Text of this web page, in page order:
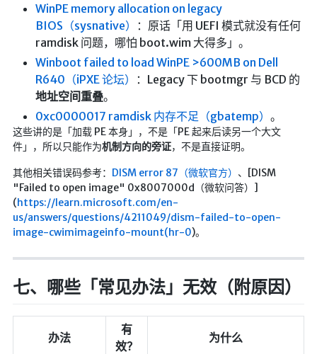
WinPE memory allocation on legacy
BIOS（sysnative）
：原话「用 UEFI 模式就没有任何
ramdisk 问题，哪怕 boot.wim 大得多」。
Winboot failed to load WinPE >600MB on Dell
R640（iPXE 论坛）
：Legacy 下 bootmgr 与 BCD 的
地址空间重叠。
0xc0000017 ramdisk 内存不足（gbatemp） 。
这些讲的是「加载 PE 本身」，不是「PE 起来后读另一个大文
件」，所以只能作为机制方向的旁证，不是直接证明。
其他相关错误码参考： DISM error 87（微软官方） 、[DISM
"Failed to open image" 0x8007000d（微软问答）]
(https://learn.microsoft.com/en-
us/answers/questions/4211049/dism-failed-to-open-
image-cwimimageinfo-mount(hr-0)。
七、哪些「常见办法」无效（附原因）
办法
有
效？
为什么